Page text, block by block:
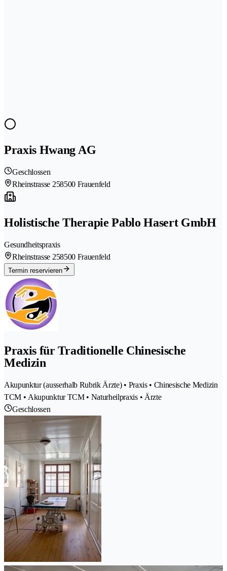
Praxis Hwang AG
Geschlossen
Rheinstrasse 258500 Frauenfeld
Holistische Therapie Pablo Hasert GmbH
Gesundheitspraxis
Rheinstrasse 258500 Frauenfeld
Termin reservieren
Praxis für Traditionelle Chinesische
Medizin
Akupunktur (ausserhalb Rubrik Ärzte) • Praxis • Chinesische Medizin
TCM • Akupunktur TCM • Naturheilpraxis • Ärzte
Geschlossen